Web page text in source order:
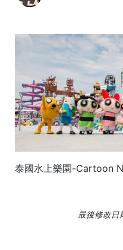
泰國水上樂園-Cartoon
最後修改日